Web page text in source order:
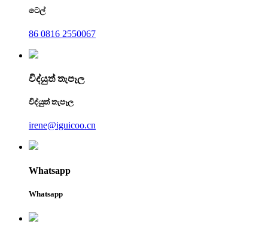
ටෙල්
86 0816 2550067
විද්යුත් තැපෑල
විද්යුත් තැපෑල
irene@iguicoo.cn
Whatsapp
Whatsapp